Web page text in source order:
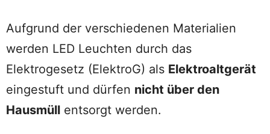
Aufgrund der verschiedenen Materialien
werden LED Leuchten durch das
Elektrogesetz (ElektroG) als Elektroaltgerät
eingestuft und dürfen nicht über den
Hausmüll entsorgt werden.